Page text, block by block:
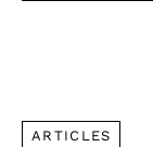
ARTICLES